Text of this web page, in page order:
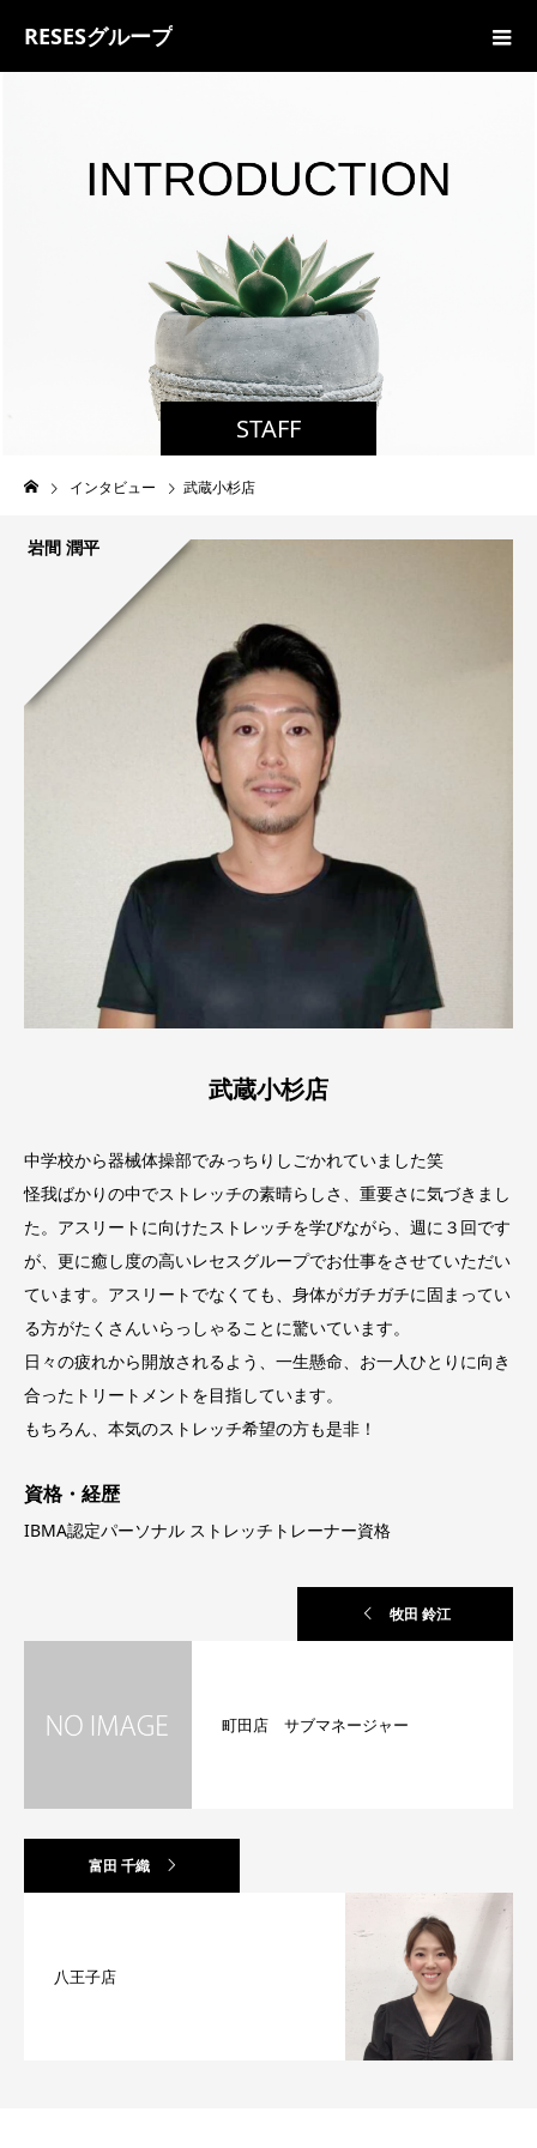
RESESグループ
STAFF
インタビュー 武蔵小杉店
岩間 潤平
武蔵小杉店
中学校から器械体操部でみっちりしごかれていました笑
怪我ばかりの中でストレッチの素晴らしさ、重要さに気づきまし
た。アスリートに向けたストレッチを学びながら、週に３回です
が、更に癒し度の高いレセスグループでお仕事をさせていただい
ています。アスリートでなくても、身体がガチガチに固まってい
る方がたくさんいらっしゃることに驚いています。
日々の疲れから開放されるよう、一生懸命、お一人ひとりに向き
合ったトリートメントを目指しています。
もちろん、本気のストレッチ希望の方も是非！
資格・経歴
IBMA認定パーソナル ストレッチトレーナー資格
牧田 鈴江
町田店 サブマネージャー
富田 千織
八王子店